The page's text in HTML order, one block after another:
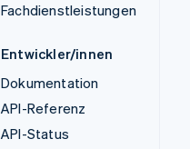
Fachdienstleistungen
Entwickler/innen
Dokumentation
API-Referenz
API-Status